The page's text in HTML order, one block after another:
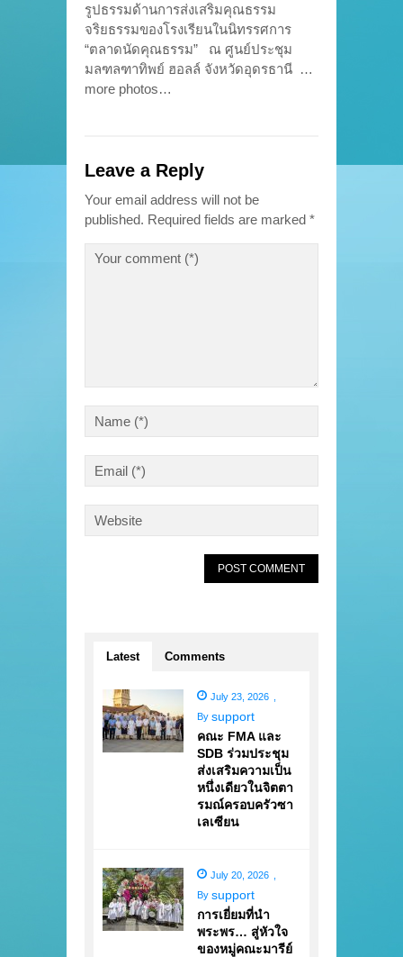
รูปธรรมด้านการส่งเสริมคุณธรรม
จริยธรรมของโรงเรียนในนิทรรศการ
“ตลาดนัดคุณธรรม” ณ ศูนย์ประชุม
มลฑลฑาทิพย์ ฮอลล์ จังหวัดอุดรธานี …
more photos…
Leave a Reply
Your email address will not be
published. Required fields are marked *
Latest Comments
July 23, 2026
By support
คณะ FMA และ
SDB ร่วมประชุม
ส่งเสริมความเป็น
หนึ่งเดียวในจิตตา
รมณ์ครอบครัวซา
เลเซียน
July 20, 2026
By support
การเยี่ยมที่นำ
พระพร… สู่หัวใจ
ของหมู่คณะมารีย์